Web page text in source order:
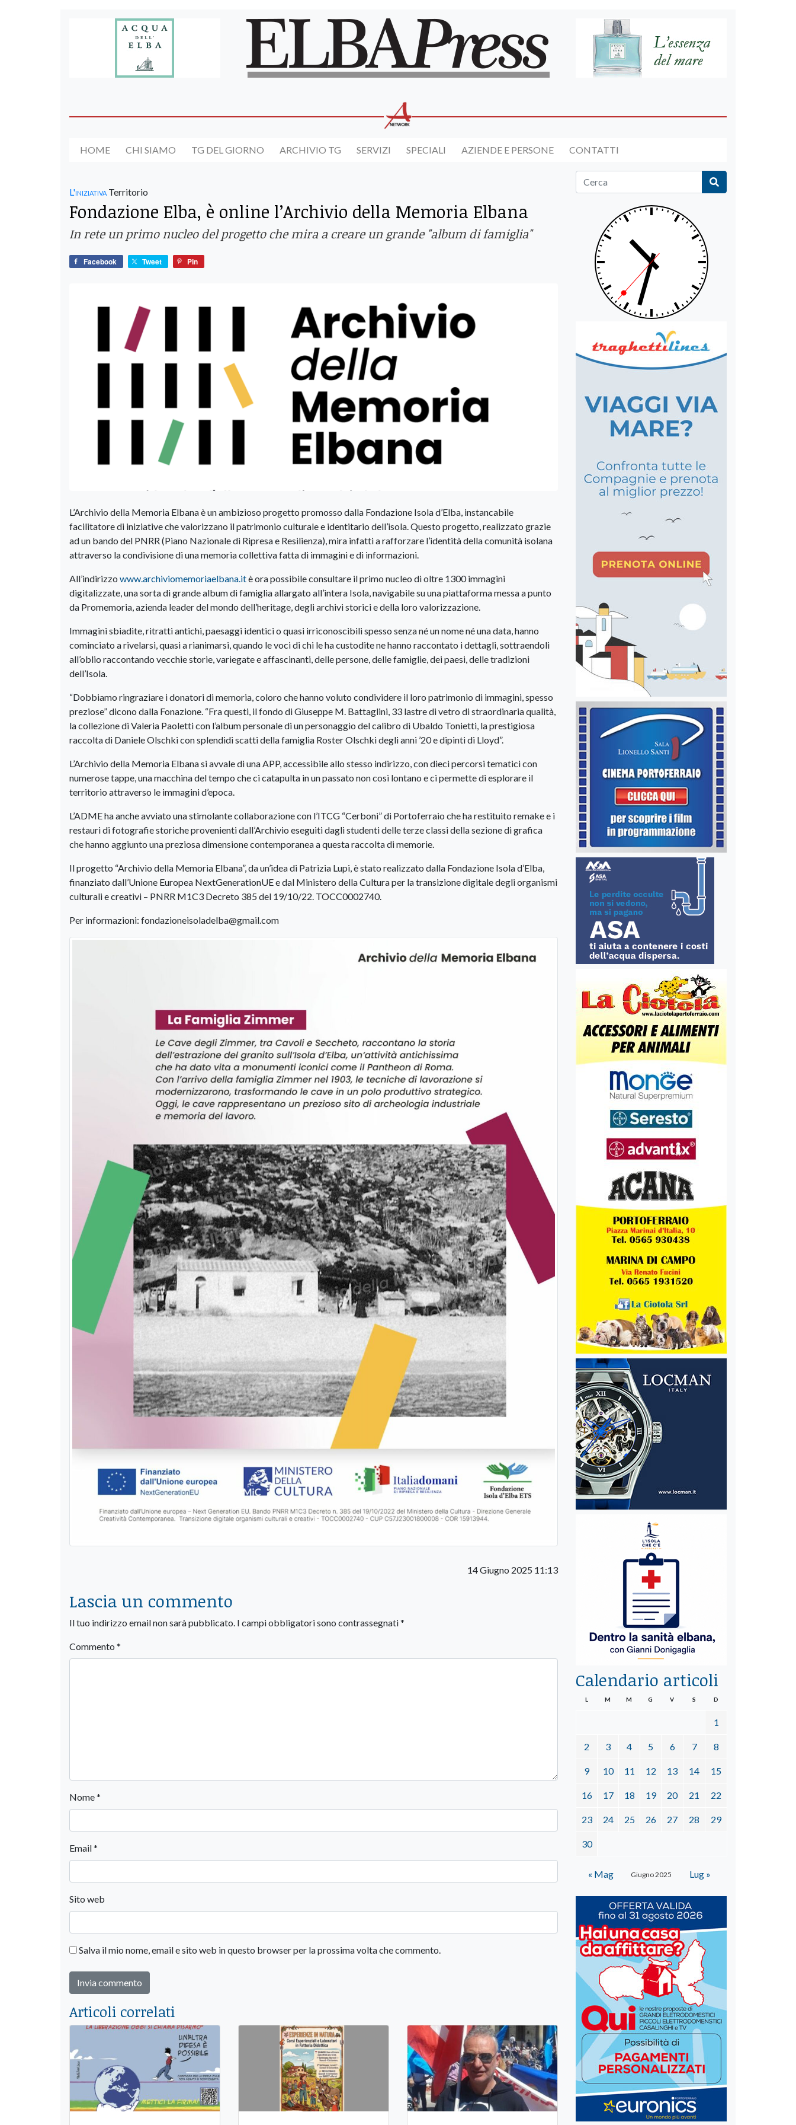
HOME CHI SIAMO TG DEL GIORNO ARCHIVIO TG SERVIZI SPECIALI AZIENDE E PERSONE CONTATTI
L'iniziativa Territorio
Fondazione Elba, è online l’Archivio della Memoria Elbana
In rete un primo nucleo del progetto che mira a creare un grande "album di famiglia"
Facebook Tweet Pin
L’Archivio della Memoria Elbana è un ambizioso progetto promosso dalla Fondazione Isola d’Elba, instancabile
facilitatore di iniziative che valorizzano il patrimonio culturale e identitario dell’isola. Questo progetto, realizzato grazie
ad un bando del PNRR (Piano Nazionale di Ripresa e Resilienza), mira infatti a rafforzare l’identità della comunità isolana
attraverso la condivisione di una memoria collettiva fatta di immagini e di informazioni.
All’indirizzo www.archiviomemoriaelbana.itè ora possibile consultare il primo nucleo di oltre 1300 immagini
digitalizzate, una sorta di grande album di famiglia allargato all’intera Isola, navigabile su una piattaforma messa a punto
da Promemoria, azienda leader del mondo dell’heritage, degli archivi storici e della loro valorizzazione.
Immagini sbiadite, ritratti antichi, paesaggi identici o quasi irriconoscibili spesso senza né un nome né una data, hanno
cominciato a rivelarsi, quasi a rianimarsi, quando le voci di chi le ha custodite ne hanno raccontato i dettagli, sottraendoli
all’oblio raccontando vecchie storie, variegate e affascinanti, delle persone, delle famiglie, dei paesi, delle tradizioni
dell’Isola.
“Dobbiamo ringraziare i donatori di memoria, coloro che hanno voluto condividere il loro patrimonio di immagini, spesso
preziose” dicono dalla Fonazione. “Fra questi, il fondo di Giuseppe M. Battaglini, 33 lastre di vetro di straordinaria qualità,
la collezione di Valeria Paoletti con l’album personale di un personaggio del calibro di Ubaldo Tonietti, la prestigiosa
raccolta di Daniele Olschki con splendidi scatti della famiglia Roster Olschki degli anni ’20 e dipinti di Lloyd”.
L’Archivio della Memoria Elbana si avvale di una APP, accessibile allo stesso indirizzo, con dieci percorsi tematici con
numerose tappe, una macchina del tempo che ci catapulta in un passato non così lontano e ci permette di esplorare il
territorio attraverso le immagini d’epoca.
L’ADME ha anche avviato una stimolante collaborazione con l’ITCG “Cerboni” di Portoferraio che ha restituito remake e i
restauri di fotografie storiche provenienti dall’Archivio eseguiti dagli studenti delle terze classi della sezione di grafica
che hanno aggiunto una preziosa dimensione contemporanea a questa raccolta di memorie.
Il progetto “Archivio della Memoria Elbana”, da un’idea di Patrizia Lupi, è stato realizzato dalla Fondazione Isola d’Elba,
finanziato dall’Unione Europea NextGenerationUE e dal Ministero della Cultura per la transizione digitale degli organismi
culturali e creativi – PNRR M1C3 Decreto 385 del 19/10/22. TOCC0002740.
Per informazioni: fondazioneisoladelba@gmail.com
14 Giugno 2025 11:13
Lascia un commento
Il tuo indirizzo email non sarà pubblicato. I campi obbligatori sono contrassegnati*
Commento *
Nome*
Email*
Sito web
Salva il mio nome, email e sito web in questo browser per la prossima volta che commento.
Articoli correlati
Calendario articoli
Giugno 2025
L M M G V S D
1
2 3 4 5 6 7 8
9 10 11 12 13 14 15
16 17 18 19 20 21 22
23 24 25 26 27 28 29
30
« Mag Lug »